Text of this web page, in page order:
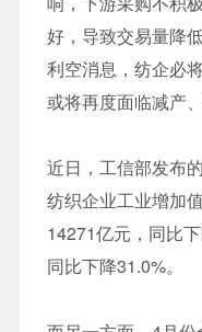
好，导致交易量降
利空消息，纺企必
或将再度面临减产
近日，工信部发布
纺织企业工业增加
14271亿元，同比
同比下降31.0%。